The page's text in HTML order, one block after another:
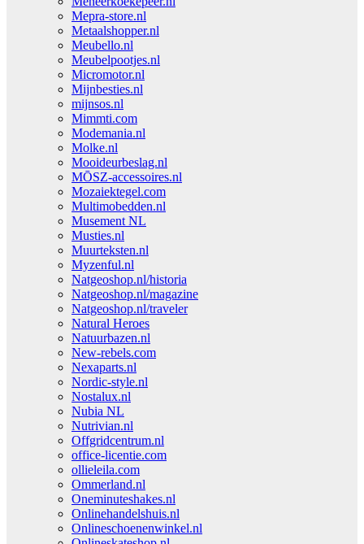
Mepra-store.nl
Metaalshopper.nl
Meubello.nl
Meubelpootjes.nl
Micromotor.nl
Mijnbesties.nl
mijnsos.nl
Mimmti.com
Modemania.nl
Molke.nl
Mooideurbeslag.nl
MŌSZ-accessoires.nl
Mozaiektegel.com
Multimobedden.nl
Musement NL
Musties.nl
Muurteksten.nl
Myzenful.nl
Natgeoshop.nl/historia
Natgeoshop.nl/magazine
Natgeoshop.nl/traveler
Natural Heroes
Natuurbazen.nl
New-rebels.com
Nexaparts.nl
Nordic-style.nl
Nostalux.nl
Nubia NL
Nutrivian.nl
Offgridcentrum.nl
office-licentie.com
ollieleila.com
Ommerland.nl
Oneminuteshakes.nl
Onlinehandelshuis.nl
Onlineschoenenwinkel.nl